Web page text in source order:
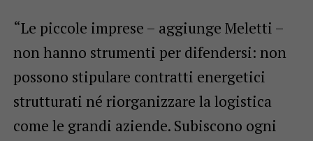
“Le piccole imprese – aggiunge Meletti –
non hanno strumenti per difendersi: non
possono stipulare contratti energetici
strutturati né riorganizzare la logistica
come le grandi aziende. Subiscono ogni